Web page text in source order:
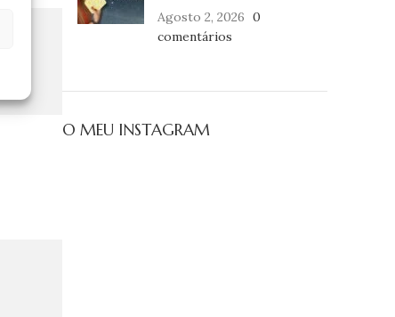
Agosto 2, 2026 0
comentários
O MEU INSTAGRAM